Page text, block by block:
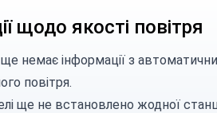
щодо якості повітря
немає інформації з
повітря.
ще не встановлено жодної